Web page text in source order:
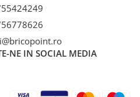
NE IN SOCIAL MEDIA